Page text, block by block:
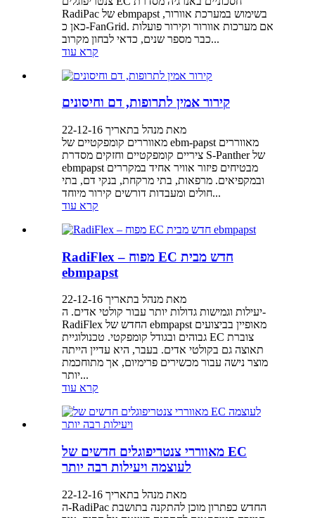
RadiPac של ebmpapst בשימוש במערכת אוורור,
כאן כ-FanGrid. אם מערכות אוורור וקירור פועלות
כבר מספר שנים, כדאי לבחון מקרוב...
קרא עוד
קירור אמין לתרופות, דם וחיסונים
מאת מנהל בתאריך 22-12-16
מאווררים קומפקטיים של ebm-papst מאווררים
ציריים קומפקטיים וחזקים מסדרת S-Panther של
ebmpapst מבטיחים פיזור אוויר אחיד במקררים
ובמקפיאים. מרפאות, בתי מרקחת, בנקי דם, בתי
חולים ומעבדות דורשים קירור מיוחד...
קרא עוד
RadiFlex – מפוח EC חדש מבית
ebmpapst
מאת מנהל בתאריך 22-12-16
יעילות וגמישות גדולות יותר עבור קולטי אדים. ה-
RadiFlex החדש של ebmpapst מאופיין בביצועים
גבוהים ובגודל קומפקטי. טכנולוגיית EC צוברת
תאוצה גם בקולטי אדים. בעבר, היא עדיין הייתה
מוצר נישה עבור מכשירים פרימיום, אך מתוחכמת
יותר...
קרא עוד
מאווררי צנטריפוגלים חדשים של EC
לעוצמה ויעילות רבה יותר
מאת מנהל בתאריך 22-12-16
ה-RadiPac החדש כפתרון מוכן להתקנה בתושבת